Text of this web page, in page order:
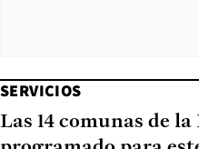
SERVICIOS
Las 14 comunas de